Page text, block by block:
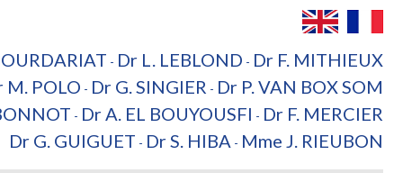
- Dr L. LEBLOND - Dr F. MITHIEUX
M. POLO - Dr G. SINGIER - Dr P. VAN BOX SOM
- Dr A. EL BOUYOUSFI - Dr F. MERCIER
Dr G. GUIGUET - Dr S. HIBA - Mme J. RIEUBON